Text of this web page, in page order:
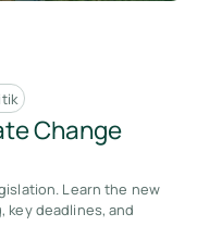
Change
Learn the new
deadlines, and